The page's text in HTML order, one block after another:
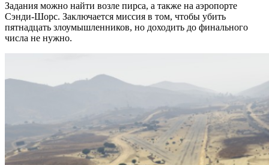
Задания можно найти возле пирса, а также на аэропорте
Сэнди-Шорс. Заключается миссия в том, чтобы убить
пятнадцать злоумышленников, но доходить до финального
числа не нужно.